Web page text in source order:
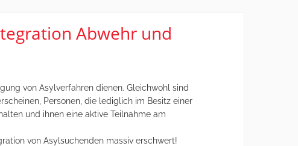
Abwehr und
von Asylverfahren dienen. Gleichwohl sind
Personen, die lediglich im Besitz einer
und ihnen eine aktive Teilnahme am
von Asylsuchenden massiv erschwert!